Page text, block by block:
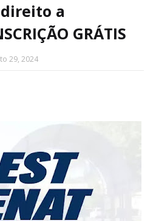
a
GRÁTIS
29, 2024